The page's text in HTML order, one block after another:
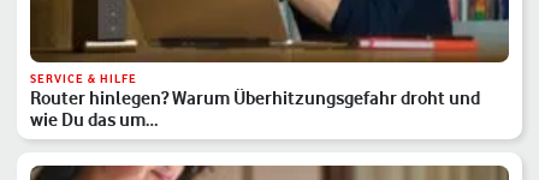
SERVICE & HILFE
Router hinlegen? Warum Überhitzungsgefahr droht und
wie Du das um…